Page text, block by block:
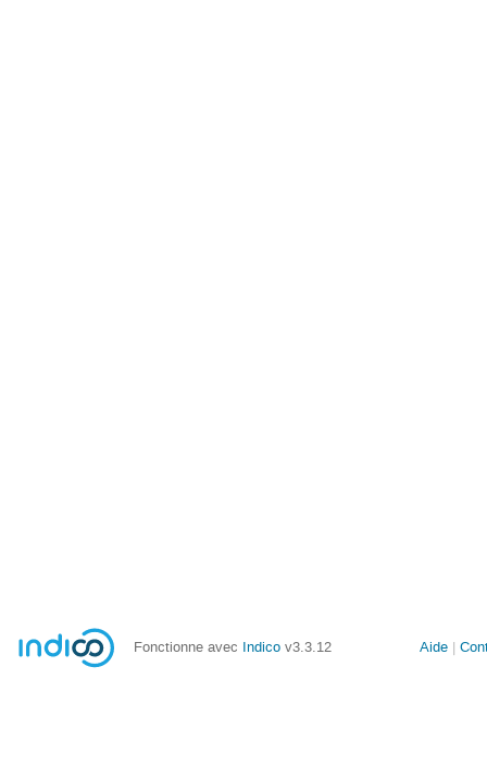
Fonctionne avec Indico v3.3.12 Aide